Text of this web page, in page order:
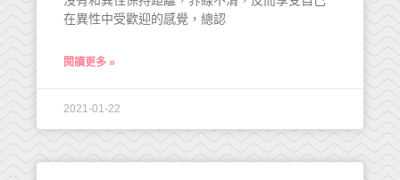
在異性中受歡迎的感覺，總認
閱讀更多 »
2021-01-22